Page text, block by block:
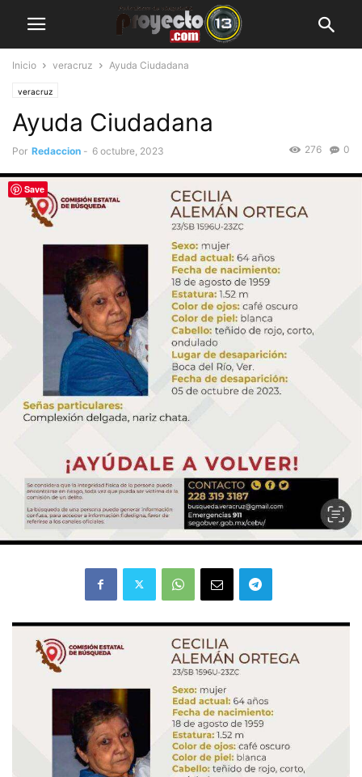
Inicio veracruz Ayuda Ciudadana
veracruz
Ayuda Ciudadana
Por Redaccion - 6 octubre, 2023 0
276
Save